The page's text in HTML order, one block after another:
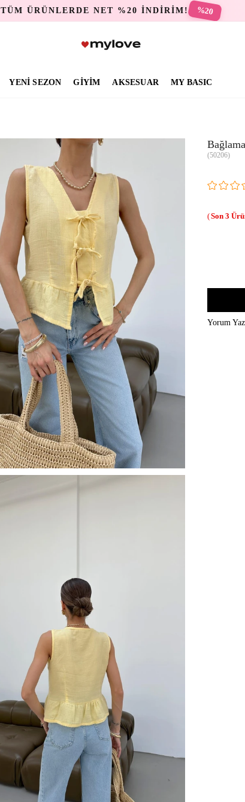
TÜM ÜRÜNLERDE NET %20 İNDİRİM! %20
YENİ SEZON GİYİM AKSESUAR MY BASIC
(50206)
3
Yorum Yaz